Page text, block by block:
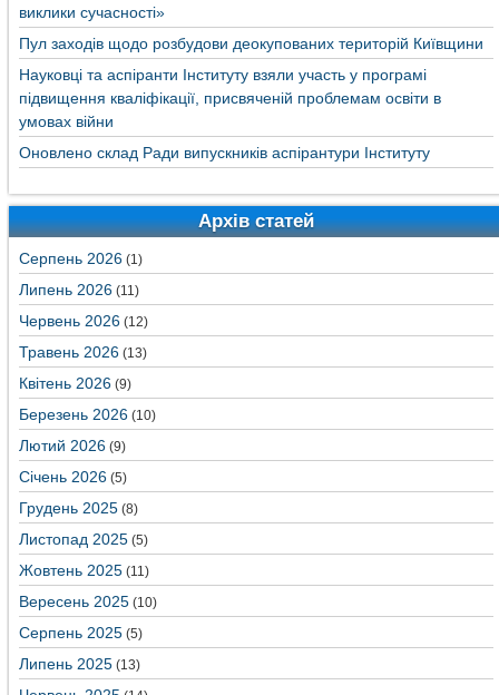
виклики сучасності»
Пул заходів щодо розбудови деокупованих територій Київщини
Науковці та аспіранти Інституту взяли участь у програмі
підвищення кваліфікації, присвяченій проблемам освіти в
умовах війни
Оновлено склад Ради випускників аспірантури Інституту
Архів статей
Серпень 2026 (1)
Липень 2026 (11)
Червень 2026 (12)
Травень 2026 (13)
Квітень 2026 (9)
Березень 2026 (10)
Лютий 2026 (9)
Січень 2026 (5)
Грудень 2025 (8)
Листопад 2025 (5)
Жовтень 2025 (11)
Вересень 2025 (10)
Серпень 2025 (5)
Липень 2025 (13)